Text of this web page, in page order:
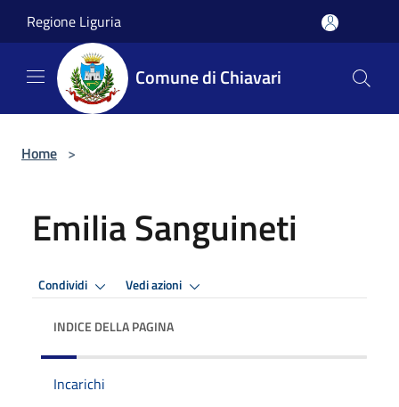
Regione Liguria
Comune di Chiavari
Home >
Emilia Sanguineti
Condividi Vedi azioni
INDICE DELLA PAGINA
Incarichi